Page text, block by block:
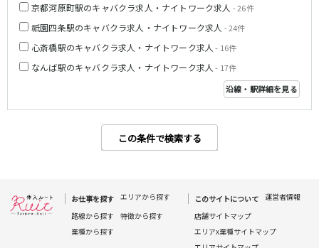
京都河原町駅のキャバクラ求人・ナイトワーク求人 - 26件
祇園四条駅のキャバクラ求人・ナイトワーク求人 - 24件
心斎橋駅のキャバクラ求人・ナイトワーク求人 - 16件
なんば駅のキャバクラ求人・ナイトワーク求人 - 17件
沿線・駅詳細を見る
この条件で検索する
塚口駅
九条駅
大和八木駅 八木西口駅
近江鉄道八日市線
お仕事を探す エリアから探す
路線から探す
特徴から探す
業種から探す
このサイトについて
運営者情報
店舗サイトマップ
エリアx業種サイトマップ